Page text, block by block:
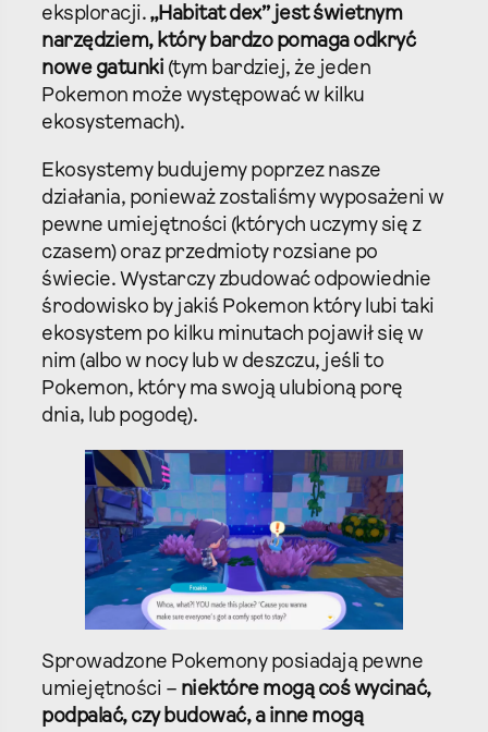
eksploracji. „Habitat dex” jest świetnym
narzędziem, który bardzo pomaga odkryć
nowe gatunki (tym bardziej, że jeden
Pokemon może występować w kilku
ekosystemach).
Ekosystemy budujemy poprzez nasze
działania, ponieważ zostaliśmy wyposażeni w
pewne umiejętności (których uczymy się z
czasem) oraz przedmioty rozsiane po
świecie. Wystarczy zbudować odpowiednie
środowisko by jakiś Pokemon który lubi taki
ekosystem po kilku minutach pojawił się w
nim (albo w nocy lub w deszczu, jeśli to
Pokemon, który ma swoją ulubioną porę
dnia, lub pogodę).
Sprowadzone Pokemony posiadają pewne
umiejętności – niektóre mogą coś wycinać,
podpalać, czy budować, a inne mogą